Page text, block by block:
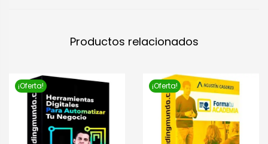
Productos relacionados
¡Oferta! ¡Oferta!